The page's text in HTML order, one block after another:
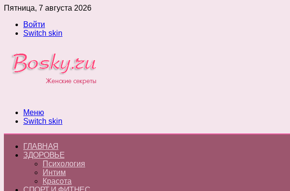
Пятница, 7 августа 2026
Войти
Switch skin
Меню
Switch skin
ГЛАВНАЯ
ЗДОРОВЬЕ
Психология
Интим
Красота